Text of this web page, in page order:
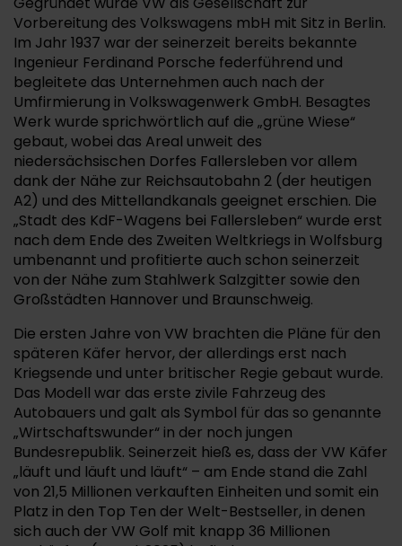
Vorbereitung des Volkswagens mbH mit Sitz in Berlin.
Im Jahr 1937 war der seinerzeit bereits bekannte
Ingenieur Ferdinand Porsche federführend und
begleitete das Unternehmen auch nach der
Umfirmierung in Volkswagenwerk GmbH. Besagtes
Werk wurde sprichwörtlich auf die „grüne Wiese“
gebaut, wobei das Areal unweit des
niedersächsischen Dorfes Fallersleben vor allem
dank der Nähe zur Reichsautobahn 2 (der heutigen
A2) und des Mittellandkanals geeignet erschien. Die
„Stadt des KdF-Wagens bei Fallersleben“ wurde erst
nach dem Ende des Zweiten Weltkriegs in Wolfsburg
umbenannt und profitierte auch schon seinerzeit
von der Nähe zum Stahlwerk Salzgitter sowie den
Großstädten Hannover und Braunschweig.
Die ersten Jahre von VW brachten die Pläne für den
späteren Käfer hervor, der allerdings erst nach
Kriegsende und unter britischer Regie gebaut wurde.
Das Modell war das erste zivile Fahrzeug des
Autobauers und galt als Symbol für das so genannte
„Wirtschaftswunder“ in der noch jungen
Bundesrepublik. Seinerzeit hieß es, dass der VW Käfer
„läuft und läuft und läuft“ – am Ende stand die Zahl
von 21,5 Millionen verkauften Einheiten und somit ein
Platz in den Top Ten der Welt-Bestseller, in denen
sich auch der VW Golf mit knapp 36 Millionen